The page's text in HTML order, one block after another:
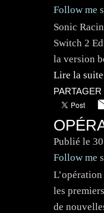
Follow me
Sonic
Switch 2
la version
Lire la suite
Publié le
Follow me
les
de